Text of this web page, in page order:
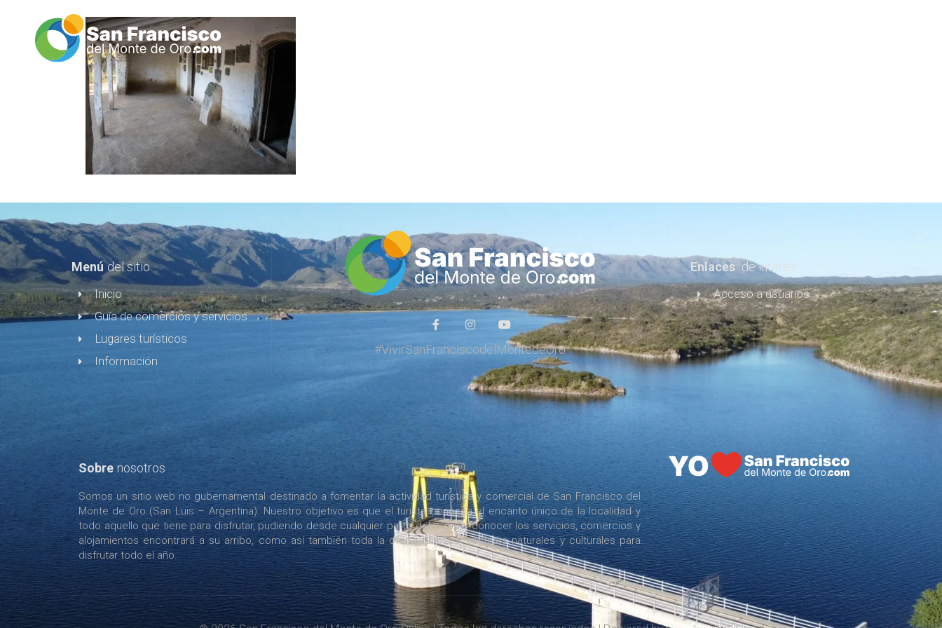
Menú del sitio
Inicio
Guía de comercios y servicios
Lugares turísticos
Información
#VivirSanFranciscodelMontedeOro
Enlaces de interés
Acceso a usuarios
Sobre nosotros
Somos un sitio web no gubernamental destinado a fomentar la actividad turística y comercial de San Francisco del
Monte de Oro (San Luis – Argentina). Nuestro objetivo es que el turista conozca el encanto único de la localidad y
todo aquello que tiene para disfrutar, pudiendo desde cualquier parte del mundo, conocer los servicios, comercios y
alojamientos encontrará a su arribo, como así también toda la oferta turística, circuitos naturales y culturales para
disfrutar todo el año.